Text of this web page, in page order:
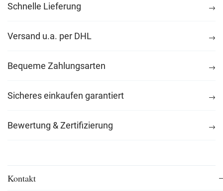
Schnelle Lieferung
Versand u.a. per DHL
Bequeme Zahlungsarten
Sicheres einkaufen garantiert
Bewertung & Zertifizierung
Kontakt